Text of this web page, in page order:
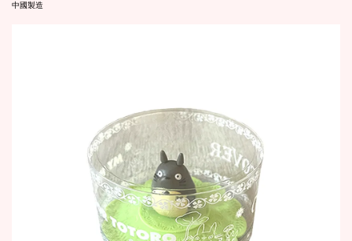
中國製造